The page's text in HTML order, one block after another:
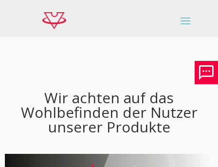
Wir achten auf das
Wohlbefinden der Nutzer
unserer Produkte